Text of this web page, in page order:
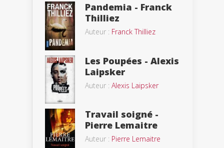
Pandemia - Franck
Thilliez
Auteur : Franck Thilliez
Les Poupées - Alexis
Laipsker
Auteur : Alexis Laipsker
Travail soigné -
Pierre Lemaitre
Auteur : Pierre Lemaitre